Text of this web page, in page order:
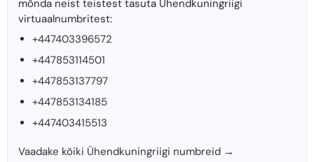
mõnda neist teistest tasuta Ühendkuningriigi
virtuaalnumbritest:
+447403396572
+447853114501
+447853137797
+447853134185
+447403415513
Vaadake kõiki Ühendkuningriigi numbreid →